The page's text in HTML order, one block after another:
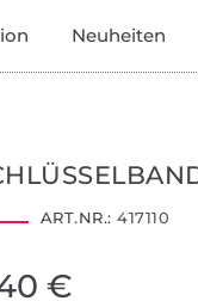
Neuheiten
ART.NR.: 417110
€